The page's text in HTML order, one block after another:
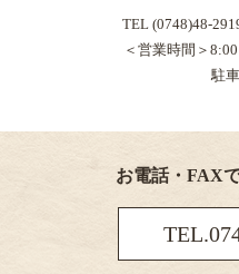
TEL (0748)48-
＜営業時間＞
駐
お電話・FAX